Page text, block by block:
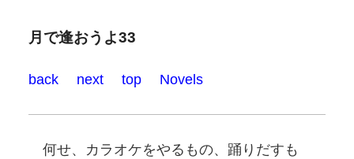
月で逢おうよ33
back next top Novels
何せ、カラオケをやるもの、踊りだすも